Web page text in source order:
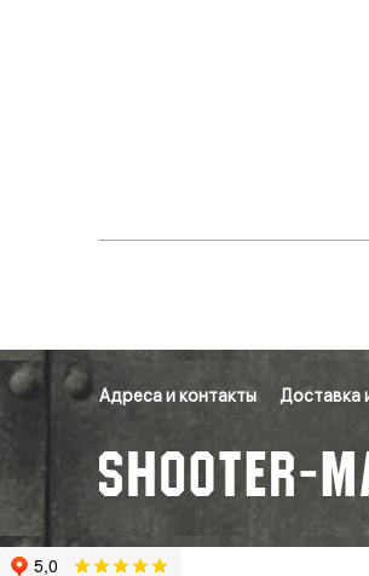
Адреса и контакты Доставка